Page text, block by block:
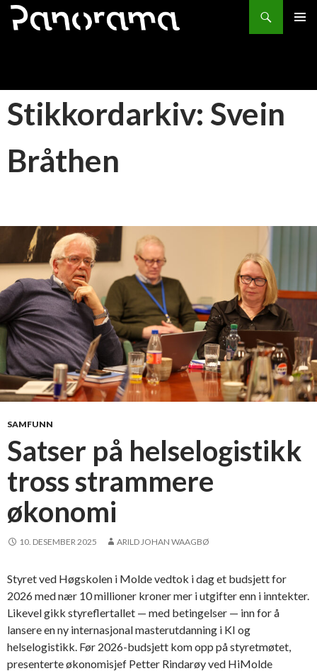
Søk
HOPP
Stikkordarkiv: Svein
Bråthen
SAMFUNN
Satser på helselogistikk
tross strammere
økonomi
10. DESEMBER 2025 ARILD JOHAN WAAGBØ
Styret ved Høgskolen i Molde vedtok i dag et budsjett for
2026 med nær 10 millioner kroner mer i utgifter enn i inntekter.
Likevel gikk styreflertallet — med betingelser — inn for å
lansere en ny internasjonal masterutdanning i KI og
helselogistikk. Før 2026-budsjett kom opp på styretmøtet,
presenterte økonomisjef Petter Rindarøy ved HiMolde